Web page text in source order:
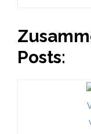
Posts: